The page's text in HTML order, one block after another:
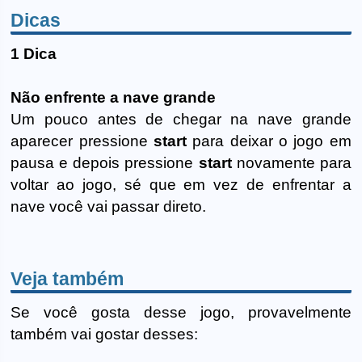
Dicas
1 Dica
Não enfrente a nave grande
Um pouco antes de chegar na nave grande
aparecer pressionestart para deixar o jogo em
pausa e depois pressione startnovamente para
voltar ao jogo, sé que em vez de enfrentar a
nave você vai passar direto.
Veja também
Se você gosta desse jogo, provavelmente
também vai gostar desses: